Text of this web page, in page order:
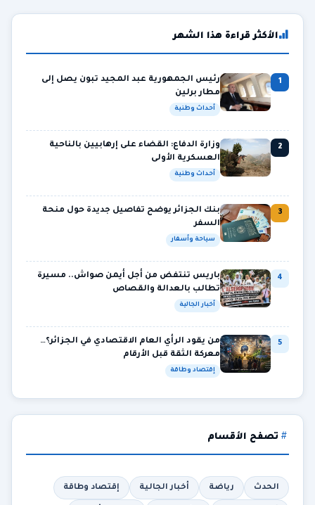
الأكثر قراءة هذا الشهر
1
رئيس الجمهورية عبد المجيد تبون يصل إلى
مطار برلين
أحداث وطنية
2
وزارة الدفاع: القضاء على إرهابيين بالناحية
العسكرية الأولى
أحداث وطنية
3
بنك الجزائر يوضح تفاصيل جديدة حول منحة
السفر
سياحة وأسفار
4
باريس تنتفض من أجل أيمن صواش.. مسيرة
تطالب بالعدالة والقصاص
أخبار الجالية
5
من يقود الرأي العام الاقتصادي في الجزائر؟…
معركة الثقة قبل الأرقام
إقتصاد وطاقة
تصفح الأقسام
الحدث رياضة أخبار الجالية إقتصاد وطاقة